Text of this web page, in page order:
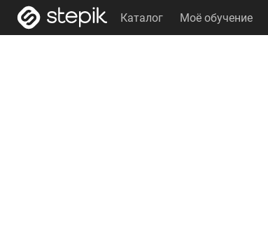
Каталог Моё обучение